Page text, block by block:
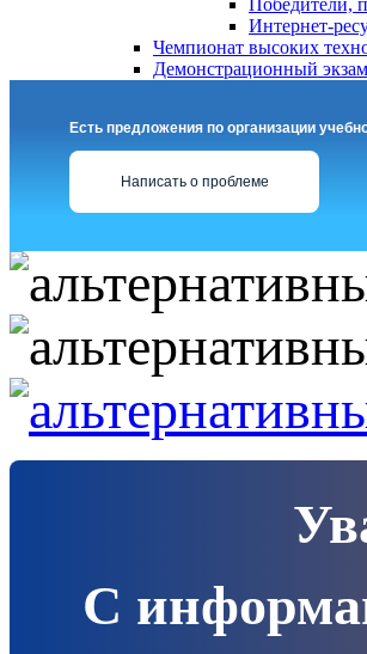
Победители,
Интернет-
Чемпионат высоких
Демонстрационный
Есть предложения по организации
Написать о проблеме
С